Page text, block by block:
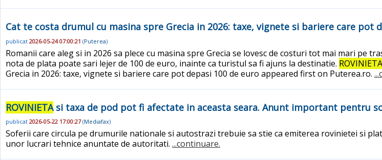
Cat te costa drumul cu masina spre Grecia in 2026: taxe, vignete si bariere care pot
publicat 2026-05-24 07:00:21 (Puterea)
Romanii care aleg si in 2026 sa plece cu masina spre Grecia se lovesc de costuri tot mai mari
nota de plata poate sari lejer de 100 de euro, inainte ca turistul sa fi ajuns la destinatie. ROVINIETA
Grecia in 2026: taxe, vignete si bariere care pot depasi 100 de euro appeared first on Puterea.ro.
ROVINIETAsi taxa de pod pot fi afectate in aceasta seara. Anunt important pentru
publicat 2026-05-22 17:00:27(Mediafax)
Soferii care circula pe drumurile nationale si autostrazi trebuie sa stie ca emiterea rovinietei si
unor lucrari tehnice anuntate de autoritati. ...continuare.